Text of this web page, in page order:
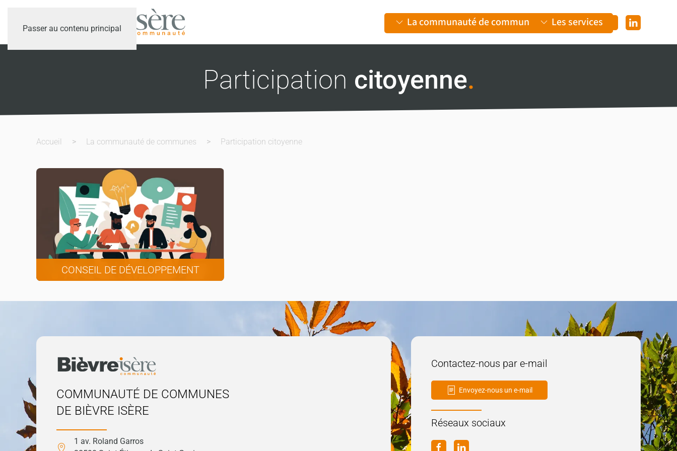
Passer au contenu principal La communauté de communes Les services
Participation citoyenne.
Accueil La communauté de communes Participation citoyenne
CONSEIL DE DÉVELOPPEMENT
COMMUNAUTÉ DE COMMUNES
DE BIÈVRE ISÈRE
1 av. Roland Garros
Contactez-nous par e-mail
Envoyez-nous un e-mail
Réseaux sociaux